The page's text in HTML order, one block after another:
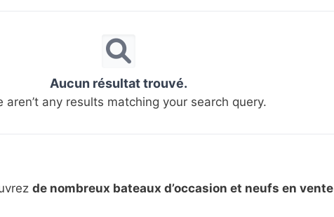
Aucun résultat trouvé.
aren’t any results matching your search query.
de nombreux bateaux d’occasion et neufs en vente